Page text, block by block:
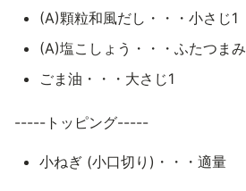
(A)顆粒和風だし・・・小さじ1
(A)塩こしょう・・・ふたつまみ
ごま油・・・大さじ1
-----トッピング-----
小ねぎ (小口切り)・・・適量